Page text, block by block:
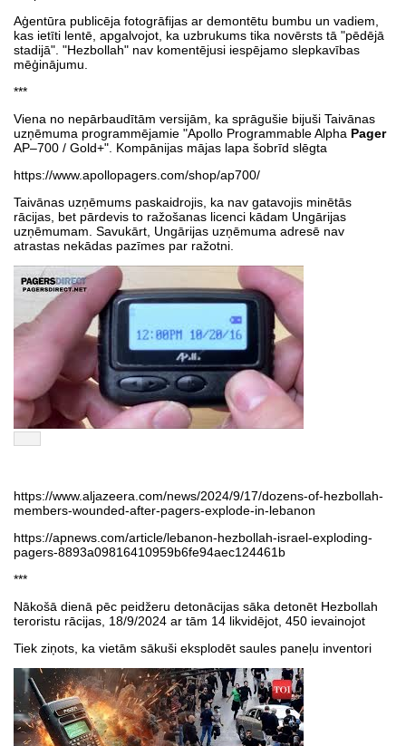
Aģentūra publicēja fotogrāfijas ar demontētu bumbu un vadiem,
kas ietīti lentē, apgalvojot, ka uzbrukums tika novērsts tā "pēdējā
stadijā". "Hezbollah" nav komentējusi iespējamo slepkavības
mēģinājumu.
***
Viena no nepārbaudītām versijām, ka sprāgušie bijuši Taivānas
uzņēmuma programmējamie "Apollo Programmable Alpha Pager
AP–700 / Gold+". Kompānijas mājas lapa šobrīd slēgta
https://www.apollopagers.com/shop/ap700/
Taivānas uzņēmums paskaidrojis, ka nav gatavojis minētās
rācijas, bet pārdevis to ražošanas licenci kādam Ungārijas
uzņēmumam. Savukārt, Ungārijas uzņēmuma adresē nav
atrastas nekādas pazīmes par ražotni.
https://www.aljazeera.com/news/2024/9/17/dozens-of-hezbollah-
members-wounded-after-pagers-explode-in-lebanon
https://apnews.com/article/lebanon-hezbollah-israel-exploding-
pagers-8893a09816410959b6fe94aec124461b
***
Nākošā dienā pēc peidžeru detonācijas sāka detonēt Hezbollah
teroristu rācijas, 18/9/2024 ar tām 14 likvidējot, 450 ievainojot
Tiek ziņots, ka vietām sākuši eksplodēt saules paneļu inventori